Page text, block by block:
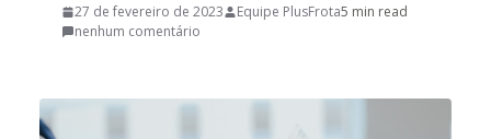
27 de fevereiro de 2023 Equipe PlusFrota5 min read
nenhum comentário